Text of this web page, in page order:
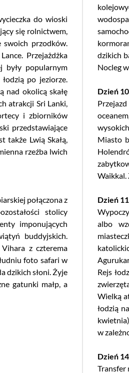
do wioski
się rolnictwem,
swoich przodków.
Przejażdżka
były popularnym
po jeziorze.
nad okolicą skałę
atrakcji Sri Lanki,
i zbiorników
przedstawiające
także Lwią Skałą,
rzeźba lwich
połączona z
stolicy
imponujących
buddyjskich.
z czterema
foto safari w
dzikich słoni. Żyje
gatunki małp, a
dzikich
Nocleg
Dzień 10
Miasto
Waikkal.
Dzień
albo
Rejs
Wielką
łodzią
w
Dzień 14
Transfer